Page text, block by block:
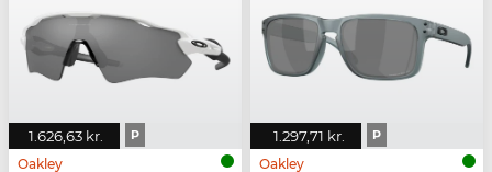
1.626,63 kr. P
Oakley
1.297,71 kr. P
Oakley